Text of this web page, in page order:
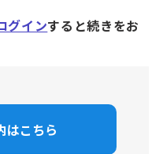
グインすると続きをお
はこちら